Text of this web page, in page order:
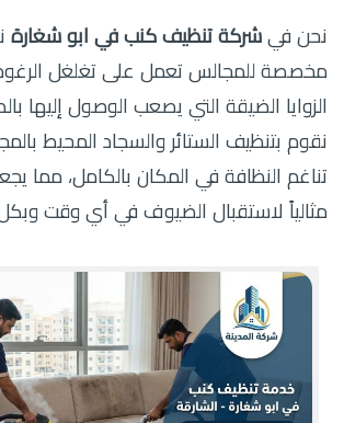
نحن في شركة تنظيف كنب في ابو شغارة
مخصصة للمجالس تعمل على تغلغل
الزوايا الضيقة التي يصعب الوصول إليها
نقوم بتنظيف الستائر والسجاد المحيط
تناغم النظافة في المكان بالكامل، مما
مثالياً لاستقبال الضيوف في أي وقت